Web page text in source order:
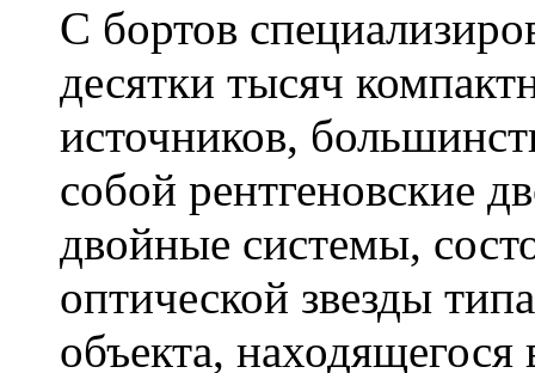
С бортов
десятки тысяч
источников,
собой рентгеновские
двойные системы,
оптической звезды
объекта,